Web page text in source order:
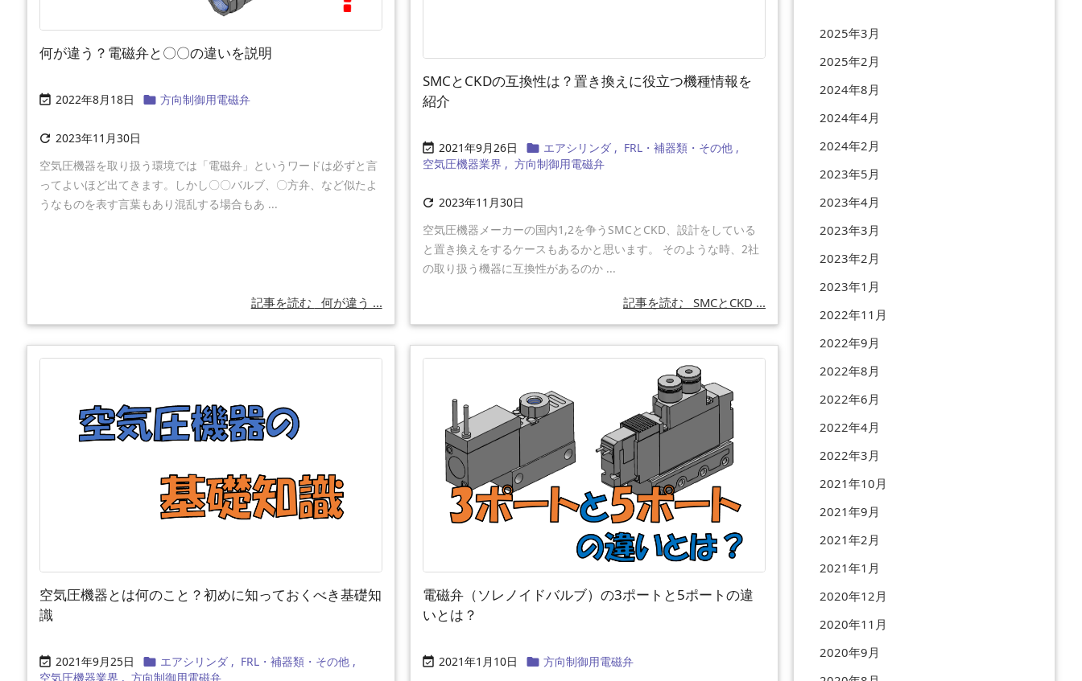
何が違う？電磁弁と〇〇の違いを説明
 2022年8月18日  方向制御用電磁弁
 2023年11月30日
空気圧機器を取り扱う環境では「電磁弁」というワードは必ずと言
ってよいほど出てきます。しかし〇〇バルブ、〇方弁、など似たよ
うなものを表す言葉もあり混乱する場合もあ ...
記事を読む 何が違う ...
SMCとCKDの互換性は？置き換えに役立つ機種情報を
紹介
 2021年9月26日  エアシリンダ , FRL・補器類・その他 ,
空気圧機器業界 , 方向制御用電磁弁
 2023年11月30日
空気圧機器メーカーの国内1,2を争うSMCとCKD、設計をしている
と置き換えをするケースもあるかと思います。 そのような時、2社
の取り扱う機器に互換性があるのか ...
記事を読む SMCとCKD ...
空気圧機器とは何のこと？初めに知っておくべき基礎知
識
 2021年9月25日  エアシリンダ , FRL・補器類・その他 ,
空気圧機器業界 , 方向制御用電磁弁
電磁弁（ソレノイドバルブ）の3ポートと5ポートの違
いとは？
 2021年1月10日  方向制御用電磁弁
2025年3月
2025年2月
2024年8月
2024年4月
2024年2月
2023年5月
2023年4月
2023年3月
2023年2月
2023年1月
2022年11月
2022年9月
2022年8月
2022年6月
2022年4月
2022年3月
2021年10月
2021年9月
2021年2月
2021年1月
2020年12月
2020年11月
2020年9月